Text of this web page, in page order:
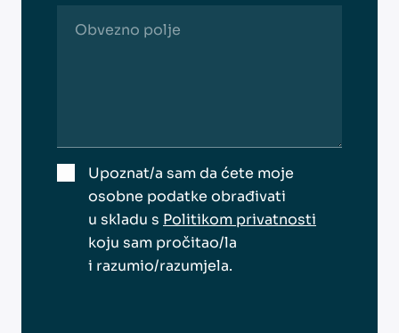
Upoznat/a sam da ćete moje
osobne podatke obrađivati
u skladu s Politikom privatnosti
koju sam pročitao/la
i razumio/razumjela.